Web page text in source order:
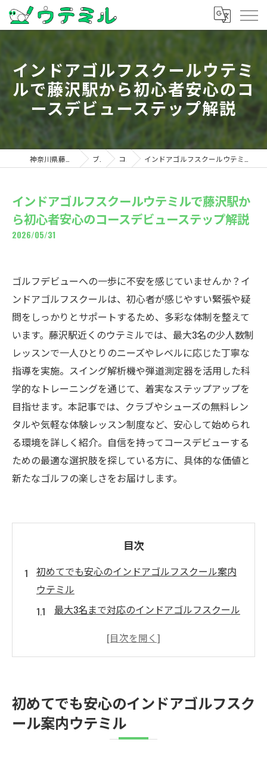
インドアゴルフスクールウテミ
ルで藤沢駅から初心者安心のコ
ースデビューステップ解説
ブログ コラム インドアゴルフスクールウテミルで藤沢駅から初心者安心のコースデビューステップ解説
インドアゴルフスクールウテミルで藤沢駅か
ら初心者安心のコースデビューステップ解説
2026/05/31
ゴルフデビューへの一歩に不安を感じていませんか？イ
ンドアゴルフスクールは、初心者が感じやすい緊張や疑
問をしっかりとサポートするため、多彩な体制を整えて
います。藤沢駅近くのウテミルでは、最大3名の少人数制
レッスンで一人ひとりのニーズやレベルに応じた丁寧な
指導を実施。スイング解析機や弾道測定器を活用した科
学的なトレーニングを通じて、着実なステップアップを
目指せます。本記事では、クラブやシューズの無料レン
タルや気軽な体験レッスン制度など、安心して始められ
る環境を詳しく紹介。自信を持ってコースデビューする
ための最適な選択肢を探している方に、具体的な価値と
新たなゴルフの楽しさをお届けします。
目次
初めてでも安心のインドアゴルフスクール案内
ウテミル
最大3名まで対応のインドアゴルフスクール
初心者安心のアットホームなレッスン環境
藤沢 ゴルフ初心者向けレッスンの安心ポイ
ント
スイング解析機を活用した科学的な成長支
初めてでも安心のインドアゴルフスク
ール案内ウテミル